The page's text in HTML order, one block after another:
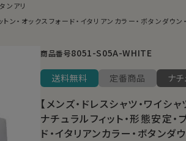
ンアリ
ン・オックスフォード・イタリアンカラー・ボタンダウ
商品番号8051-S05A-WHITE
送料無料 定番商品 ナチ
【メンズ・ドレスシャツ・ワイシャ
ナチュラルフィット・形態安定・
ド・イタリアンカラー・ボタンダ